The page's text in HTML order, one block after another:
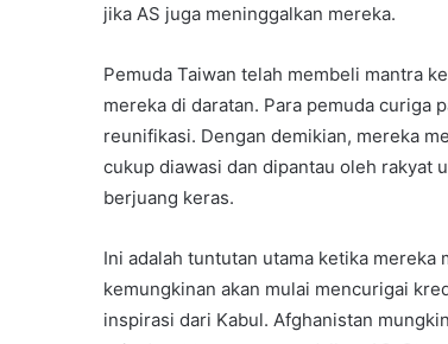
jika AS juga meninggalkan mereka.
Pemuda Taiwan telah membeli mantra
mereka di daratan. Para pemuda curiga
reunifikasi. Dengan demikian, mereka
cukup diawasi dan dipantau oleh rakyat
berjuang keras.
Ini adalah tuntutan utama ketika mereka
kemungkinan akan mulai mencurigai
inspirasi dari Kabul. Afghanistan